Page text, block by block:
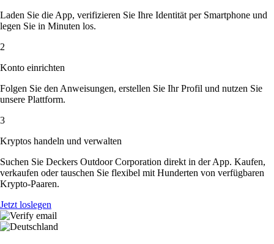
Laden Sie die App, verifizieren Sie Ihre Identität per Smartphone und
legen Sie in Minuten los.
2
Konto einrichten
Folgen Sie den Anweisungen, erstellen Sie Ihr Profil und nutzen Sie
unsere Plattform.
3
Kryptos handeln und verwalten
Suchen Sie Deckers Outdoor Corporation direkt in der App. Kaufen,
verkaufen oder tauschen Sie flexibel mit Hunderten von verfügbaren
Krypto-Paaren.
Jetzt loslegen